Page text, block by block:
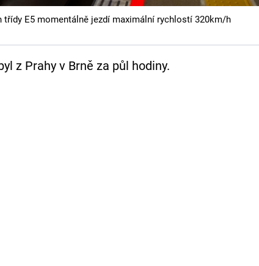
třídy E5 momentálně jezdí maximální rychlostí 320km/h
z Prahy v Brně za půl hodiny.